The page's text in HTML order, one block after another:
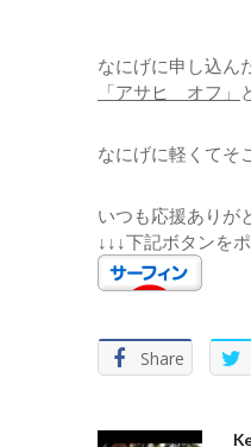
なにげに申し込ん
「アサヒ オフ」
なにげに軽くてそ
いつも応援ありが
↓↓↓下記ボタンを
Share